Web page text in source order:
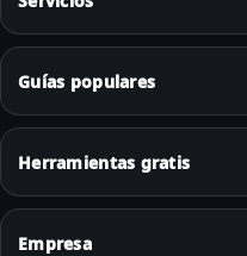
Guías populares
Herramientas gratis
Empresa